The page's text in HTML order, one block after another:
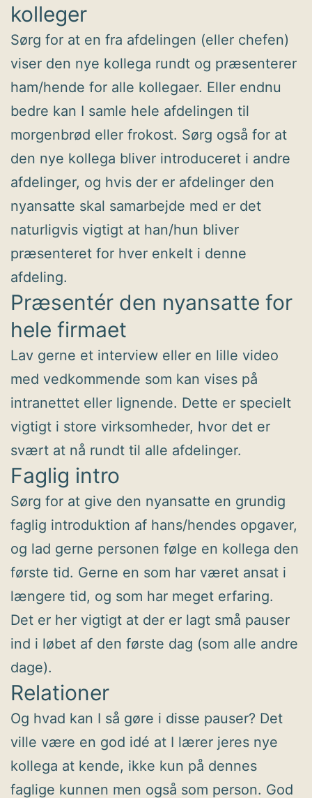
kolleger
Sørg for at en fra afdelingen (eller chefen)
viser den nye kollega rundt og præsenterer
ham/hende for alle kollegaer. Eller endnu
bedre kan I samle hele afdelingen til
morgenbrød eller frokost. Sørg også for at
den nye kollega bliver introduceret i andre
afdelinger, og hvis der er afdelinger den
nyansatte skal samarbejde med er det
naturligvis vigtigt at han/hun bliver
præsenteret for hver enkelt i denne
afdeling.
Præsentér den nyansatte for
hele firmaet
Lav gerne et interview eller en lille video
med vedkommende som kan vises på
intranettet eller lignende. Dette er specielt
vigtigt i store virksomheder, hvor det er
svært at nå rundt til alle afdelinger.
Faglig intro
Sørg for at give den nyansatte en grundig
faglig introduktion af hans/hendes opgaver,
og lad gerne personen følge en kollega den
første tid. Gerne en som har været ansat i
længere tid, og som har meget erfaring.
Det er her vigtigt at der er lagt små pauser
ind i løbet af den første dag (som alle andre
dage).
Relationer
Og hvad kan I så gøre i disse pauser? Det
ville være en god idé at I lærer jeres nye
kollega at kende, ikke kun på dennes
faglige kunnen men også som person. God